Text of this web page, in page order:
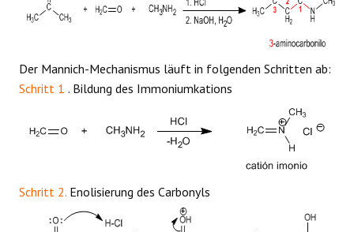
Der Mannich-Mechanismus läuft in folgenden Schritten ab:
Schritt 1 . Bildung des Immoniumkations
Schritt 2. Enolisierung des Carbonyls